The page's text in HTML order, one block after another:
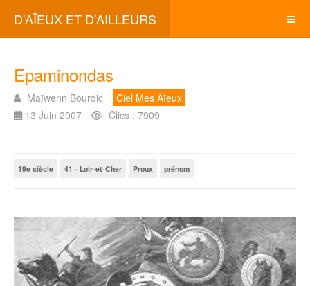
D'AÏEUX ET D'AILLEURS
Epaminondas
Maïwenn Bourdic
Ciel Mes Aïeux
13 Juin 2007
Clics : 7909
19e siècle 41 - Loir-et-Cher Proux prénom